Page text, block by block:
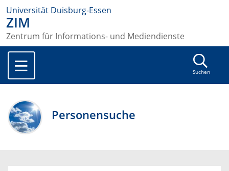
Universität Duisburg-Essen
ZIM
Zentrum für Informations- und Mediendienste
Suchen
Personensuche